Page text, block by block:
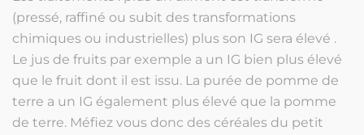
(pressé, raffiné ou subit des transformations
chimiques ou industrielles) plus son IG sera élevé .
Le jus de fruits par exemple a un IG bien plus élevé
que le fruit dont il est issu. La purée de pomme de
terre a un IG également plus élevé que la pomme
de terre. Méfiez vous donc des céréales du petit